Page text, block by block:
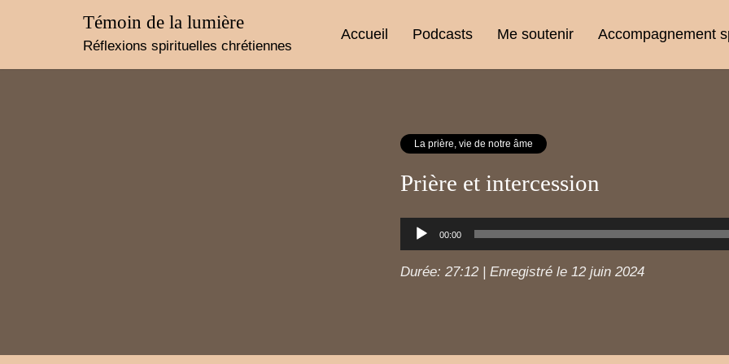
Témoin de la lumière
Réflexions spirituelles chrétiennes
Accueil Podcasts Me soutenir Accompagnement
La prière, vie de notre âme
Prière et intercession
Lecteur
audio
00:00
Durée: 27:12 | Enregistré le 12 juin 2024